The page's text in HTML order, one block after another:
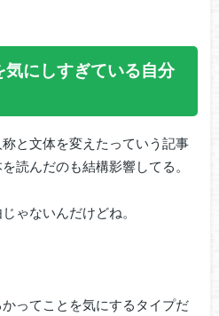
気にしすぎている自分
と文体を変えたっていう記事
読んだのも結構影響してる。
ゃないんだけどね。
ってことを気にするタイプだ